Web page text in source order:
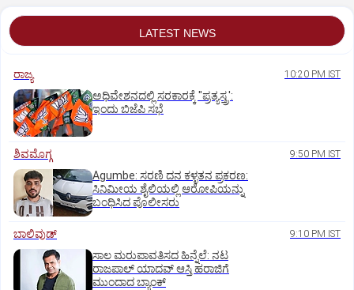
LATEST NEWS
ರಾಜ್ಯ 10:20 PM IST
ಅಧಿವೇಶನದಲ್ಲಿ ಸರಕಾರಕ್ಕೆ "ಪ್ರತ್ಯಸ್ತ್ರ':
ಇಂದು ಬಿಜೆಪಿ ಸಭೆ
ಶಿವಮೊಗ್ಗ 9:50 PM IST
Agumbe: ಸರಣಿ ದನ ಕಳ್ಳತನ ಪ್ರಕರಣ:
ಸಿನಿಮೀಯ ಶೈಲಿಯಲ್ಲಿ ಆರೋಪಿಯನ್ನು
ಬಂಧಿಸಿದ ಪೊಲೀಸರು
ಬಾಲಿವುಡ್‌ 9:10 PM IST
ಸಾಲ ಮರುಪಾವತಿಸದ ಹಿನ್ನೆಲೆ: ನಟ
ರಾಜಪಾಲ್ ಯಾದವ್‌ ಆಸ್ತಿ ಹರಾಜಿಗೆ
ಮುಂದಾದ ಬ್ಯಾಂಕ್